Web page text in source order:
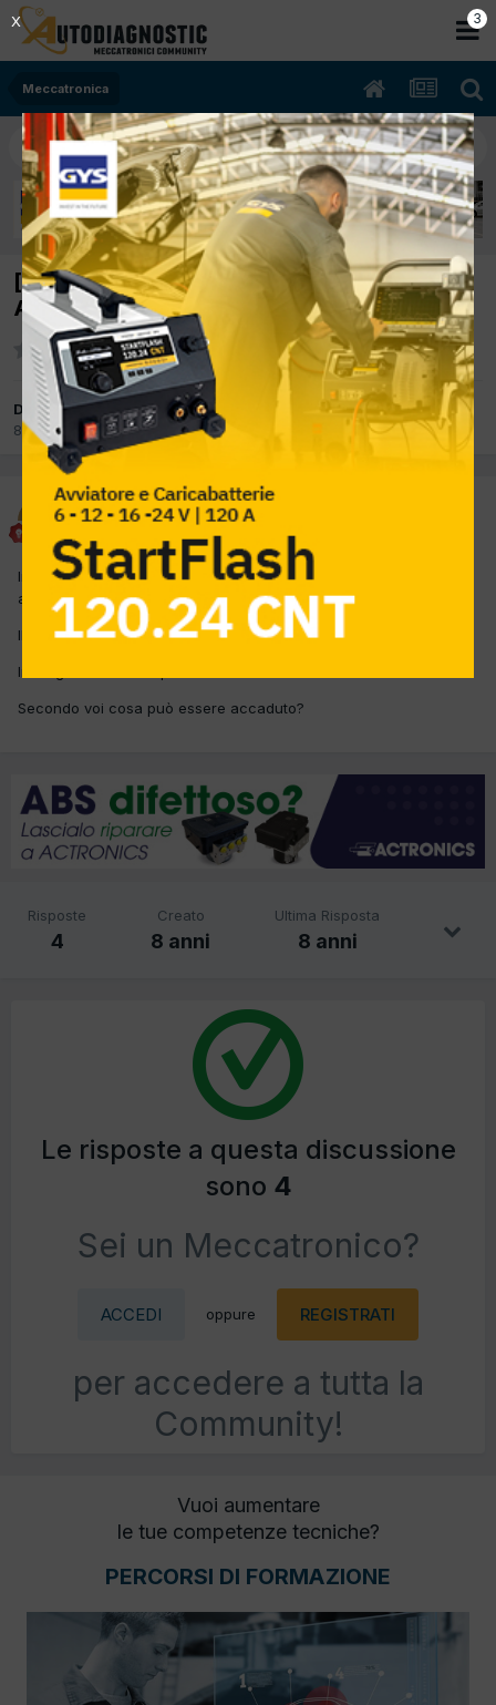
Meccatronica
[ALFA ROMEO 166 05/2002 2492cc
AR36201 138Kw Benzina] Difetto ABS
Da cesare tarasco
8 Novembre 2017in Meccatronica
cesare tarasco
8 Novembre 2017
In questa auto, a basse velocità, esempio in città o nel traffico si
attiva da solo l'ABS.
Il contachilomentri oscilla.
In diagnosi ABS non presenta errori..
Secondo voi cosa può essere accaduto?
Risposte
4
Creato
8 anni
Ultima Risposta
8 anni
Le risposte a questa discussione
sono 4
Sei un Meccatronico?
ACCEDI oppure REGISTRATI
per accedere a tutta la
Community!
Vuoi aumentare
le tue competenze tecniche?
PERCORSI DI FORMAZIONE
3
X